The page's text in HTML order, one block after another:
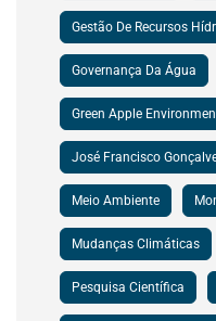
Gestão De Recursos
Governança Da Água
Green Apple
José Francisco
Meio Ambiente
Mudanças Climáticas
Pesquisa Científica